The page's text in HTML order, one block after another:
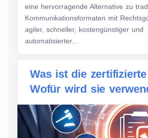
eine hervorragende Alternative zu
Kommunikationsformaten mit
agiler, schneller, kostengünstiger und
automatisierter...
Was ist die
Wofür wird sie